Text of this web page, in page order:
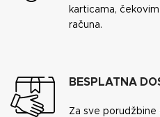
karticama,
računa.
BESPLATNA
Za sve porudžbine